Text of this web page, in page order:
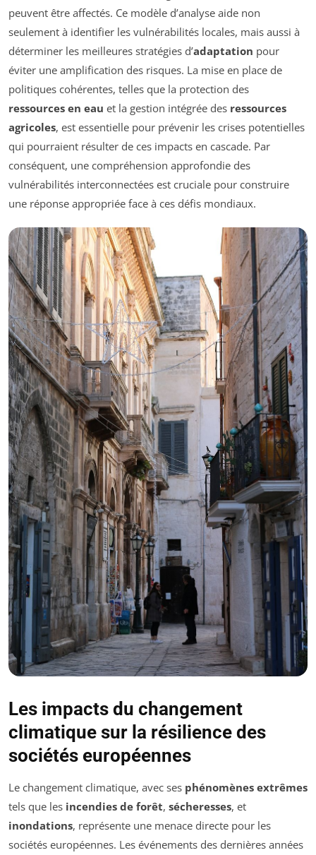
peuvent être affectés. Ce modèle d’analyse aide non
seulement à identifier les vulnérabilités locales, mais aussi à
déterminer les meilleures stratégies d’adaptation pour
éviter une amplification des risques. La mise en place de
politiques cohérentes, telles que la protection des
ressources en eau et la gestion intégrée des ressources
agricoles, est essentielle pour prévenir les crises potentielles
qui pourraient résulter de ces impacts en cascade. Par
conséquent, une compréhension approfondie des
vulnérabilités interconnectées est cruciale pour construire
une réponse appropriée face à ces défis mondiaux.
Les impacts du changement
climatique sur la résilience des
sociétés européennes
Le changement climatique, avec ses phénomènes extrêmes
tels que les incendies de forêt, sécheresses, et
inondations, représente une menace directe pour les
sociétés européennes. Les événements des dernières années